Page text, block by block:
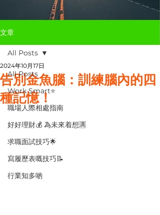
文章
All Posts
Work Smart⭐️
職場人際相處指南
好好理財💰 為未來着想🈵
求職面試技巧🌟
寫履歷表嘅技巧📝
行業知多啲
All Posts
告別金魚腦：訓練腦內的四
種記憶！
2024年10月17日